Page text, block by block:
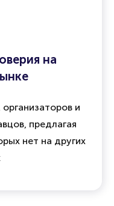
на
и
предлагая
нет на других